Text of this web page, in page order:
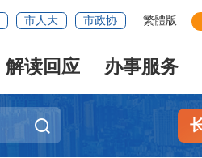
市人大 市政协 繁體版
解读回应 办事服务